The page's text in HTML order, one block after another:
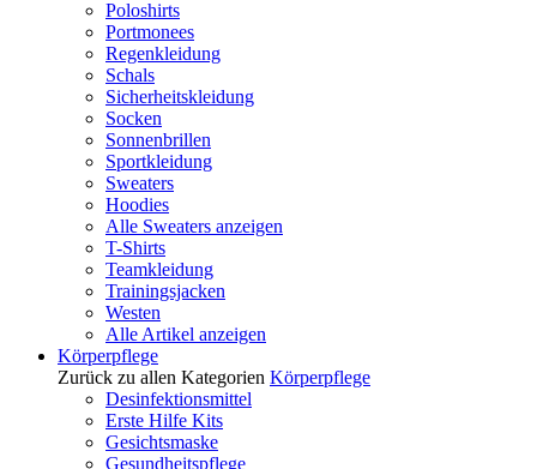
Poloshirts
Portmonees
Regenkleidung
Schals
Sicherheitskleidung
Socken
Sonnenbrillen
Sportkleidung
Sweaters
Hoodies
Alle Sweaters anzeigen
T-Shirts
Teamkleidung
Trainingsjacken
Westen
Alle Artikel anzeigen
Körperpflege
Zurück zu allen Kategorien Körperpflege
Desinfektionsmittel
Erste Hilfe Kits
Gesichtsmaske
Gesundheitspflege